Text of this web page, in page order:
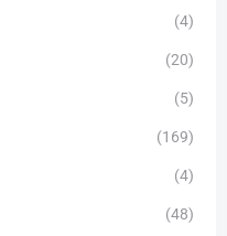
(4)
(20)
(5)
(169)
(4)
(48)